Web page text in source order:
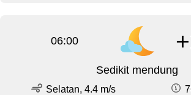
06:00
Sedikit mendung
Selatan, 4.4 m/s